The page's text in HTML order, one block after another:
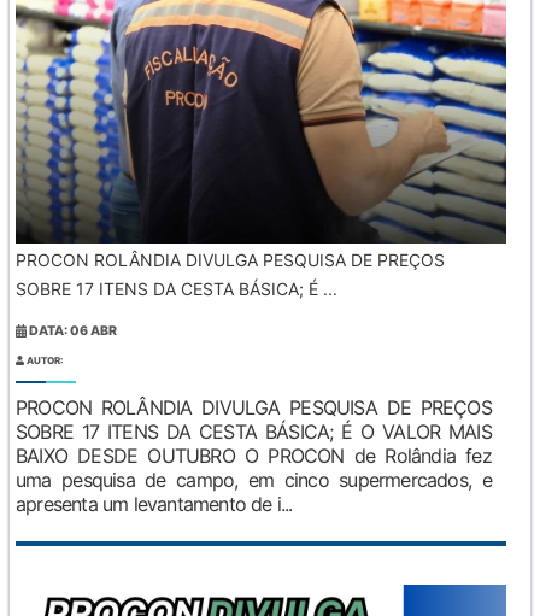
PROCON ROLÂNDIA DIVULGA PESQUISA DE PREÇOS
SOBRE 17 ITENS DA CESTA BÁSICA; É ...
DATA: 06 ABR
AUTOR:
PROCON ROLÂNDIA DIVULGA PESQUISA DE PREÇOS
SOBRE 17 ITENS DA CESTA BÁSICA; É O VALOR MAIS
BAIXO DESDE OUTUBRO O PROCON de Rolândia fez
uma pesquisa de campo, em cinco supermercados, e
apresenta um levantamento de i...